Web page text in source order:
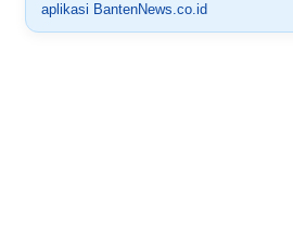
aplikasi BantenNews.co.id